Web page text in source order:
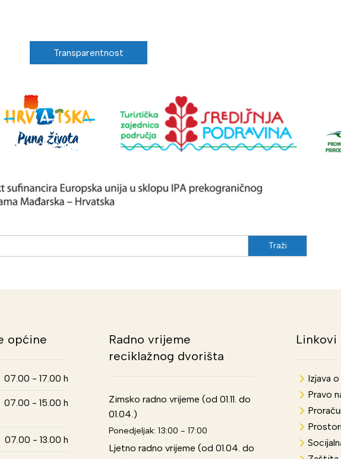
Transparentnost
općine
07.00 - 17.00 h
07.00 - 15.00 h
07.00 - 13.00 h
Radno vrijeme
reciklažnog dvorišta
Zimsko radno vrijeme (od 01.11. do
01.04.)
Ponedjeljak: 13:00 - 17:00
Ljetno radno vrijeme (od 01.04. do
Linkovi
Izjava
Pravo